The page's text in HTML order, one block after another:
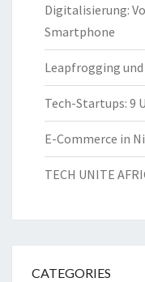
Digitalisierung:
Smartphone
Leapfrogging
Tech-Startups: 9
E-Commerce in
TECH UNITE
CATEGORIES